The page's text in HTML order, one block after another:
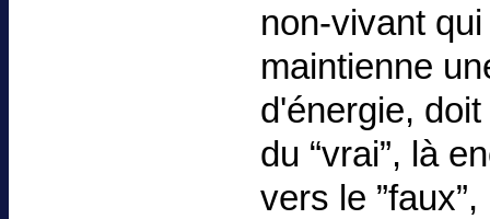
non-vivant
maintienne
d'énergie,
du “vrai”, là
vers le